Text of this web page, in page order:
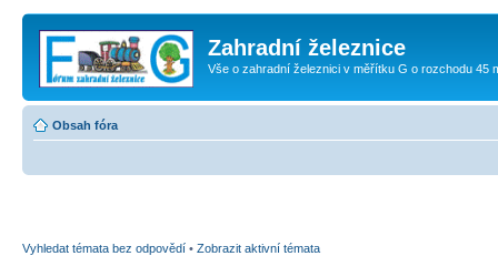
Zahradní železnice
Vše o zahradní železnici v měřítku G o rozchodu 45
Obsah fóra
Vyhledat témata bez odpovědí • Zobrazit aktivní témata